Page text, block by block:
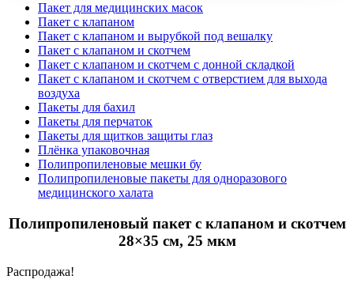
Пакет для медицинских масок
Пакет с клапаном
Пакет с клапаном и вырубкой под вешалку
Пакет с клапаном и скотчем
Пакет с клапаном и скотчем с донной складкой
Пакет с клапаном и скотчем с отверстием для выхода
воздуха
Пакеты для бахил
Пакеты для перчаток
Пакеты для щитков защиты глаз
Плёнка упаковочная
Полипропиленовые мешки бу
Полипропиленовые пакеты для одноразового
медицинского халата
Полипропиленовый пакет с клапаном и скотчем
28×35 см, 25 мкм
Распродажа!